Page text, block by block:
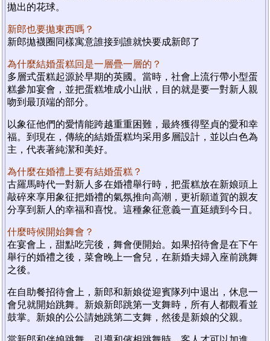
拋出的花球。
新郎也要拋東西嗎？
新郎拋襪圈同樣寓意誰接到誰就快要成新郎了
為什麼結婚蛋糕回是一層疊一層的？
多層式蛋糕起源於早期的英國。當時，社會上流行帶小型蛋
糕參加宴會，並把蛋糕堆成小山狀，目的就是要一對新人親
吻到最頂端的部分。
以象征他們的愛情能跨越重重困難，最終獲得堅貞的愛和幸
福。到現在，傳統的結婚蛋糕均采用多層設計，並以白色為
主，代表著純潔和美好。
為什麼在婚禮上要有結婚蛋糕？
古羅馬時代一對新人多在婚禮舉行時，把蛋糕放在新娘頭上
敲碎來享用象征把婚禮的氣氛推向高潮，更祈願道賀的親友
分享到新人的幸福和喜悅。這種象征意義一直延續到今日。
什麼時候開始舞會？
在宴會上，甜點吃完後，舞會便開始。如果招待會是在下午
舉行的婚禮之後，菜會晚上一會兒，在新婚夫婦入座前跳舞
之後。
在自助餐招待會上，新郎和新娘從迎賓隊列中退出，休息一
會兒就開始跳舞。新娘新郎跳第一支舞時，所有人都觀看並
鼓掌。新娘的公公請她跳第二支舞，然後是新娘的父親。